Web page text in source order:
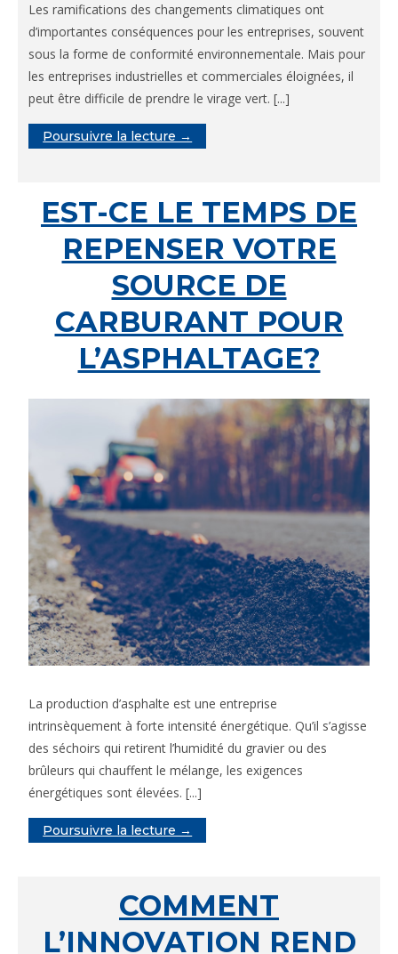
Les ramifications des changements climatiques ont
d’importantes conséquences pour les entreprises, souvent
sous la forme de conformité environnementale. Mais pour
les entreprises industrielles et commerciales éloignées, il
peut être difficile de prendre le virage vert. [...]
Poursuivre la lecture →
EST-CE LE TEMPS DE
REPENSER VOTRE
SOURCE DE
CARBURANT POUR
L’ASPHALTAGE?
La production d’asphalte est une entreprise
intrinsèquement à forte intensité énergétique. Qu’il s’agisse
des séchoirs qui retirent l’humidité du gravier ou des
brûleurs qui chauffent le mélange, les exigences
énergétiques sont élevées. [...]
Poursuivre la lecture →
COMMENT
L’INNOVATION REND